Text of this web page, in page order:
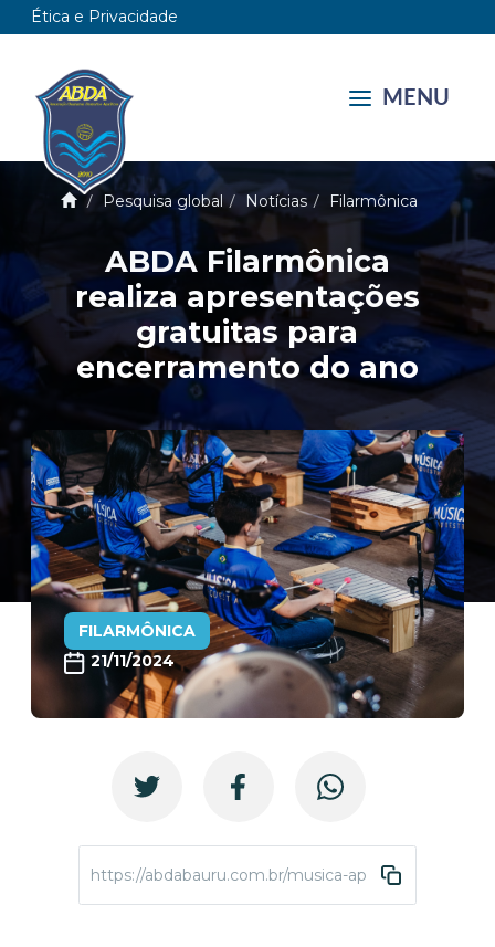
Ética e Privacidade
MENU
Pesquisa global Notícias Filarmônica
ABDA Filarmônica
realiza apresentações
gratuitas para
encerramento do ano
FILARMÔNICA
21/11/2024
https://abdabauru.com.br/musica-apresentacoes-